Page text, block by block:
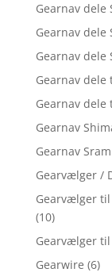
Gearnav dele
Gearnav dele
Gearnav dele
Gearnav dele
Gearnav
Gearnav
Gearnav
Gearvælger /
Gearvælger
(10)
Gearvælger
Gearwire (6)